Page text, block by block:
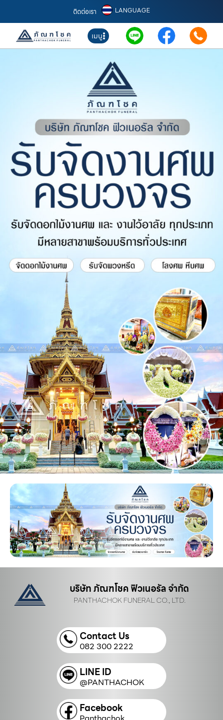
ติดต่อเรา LANGUAGE
เมนู
บริษัท ภัณฑโชค ฟิวเนอรัล จำกัด
PANTHACHOK FUNERAL CO., LTD.
Contact Us
082 300 2222
LINE ID
@PANTHACHOK
Facebook